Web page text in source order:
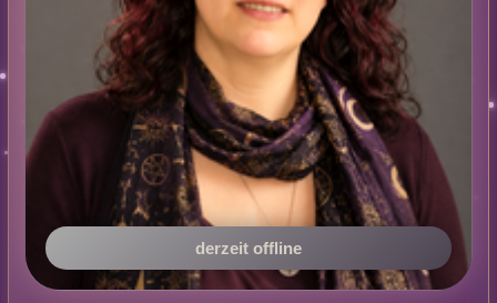
derzeit offline